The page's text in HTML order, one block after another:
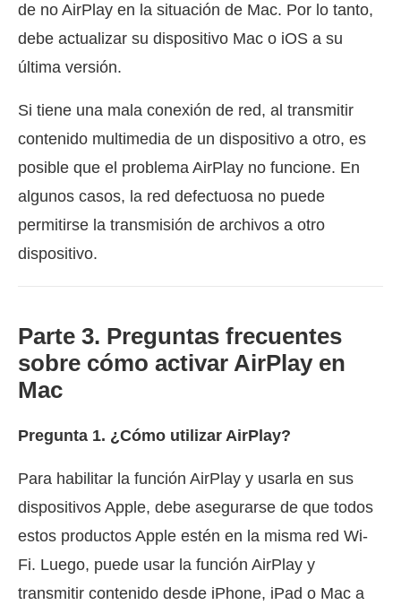
de no AirPlay en la situación de Mac. Por lo tanto,
debe actualizar su dispositivo Mac o iOS a su
última versión.
Si tiene una mala conexión de red, al transmitir
contenido multimedia de un dispositivo a otro, es
posible que el problema AirPlay no funcione. En
algunos casos, la red defectuosa no puede
permitirse la transmisión de archivos a otro
dispositivo.
Parte 3. Preguntas frecuentes
sobre cómo activar AirPlay en
Mac
Pregunta 1. ¿Cómo utilizar AirPlay?
Para habilitar la función AirPlay y usarla en sus
dispositivos Apple, debe asegurarse de que todos
estos productos Apple estén en la misma red Wi-
Fi. Luego, puede usar la función AirPlay y
transmitir contenido desde iPhone, iPad o Mac a